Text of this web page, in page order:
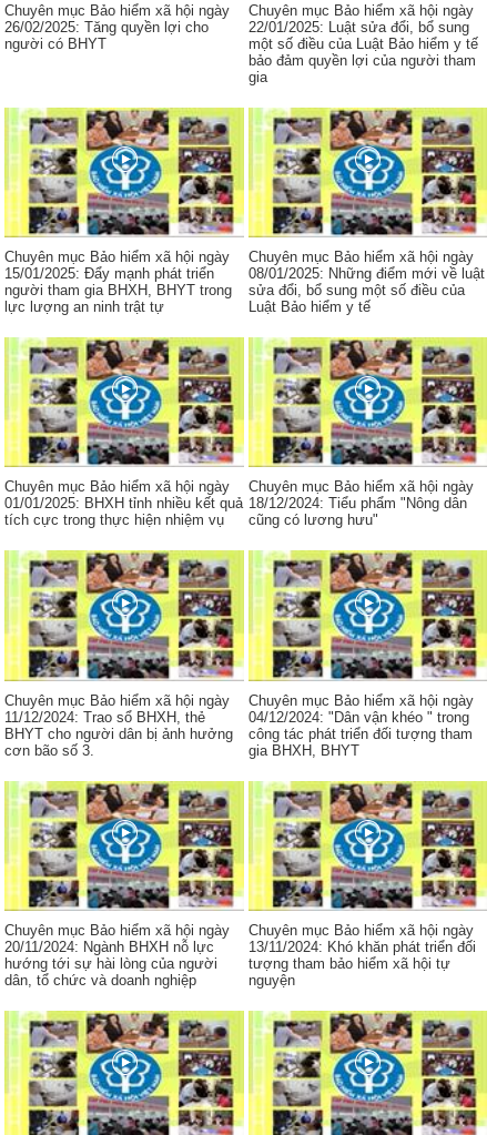
Chuyên mục Bảo hiểm xã hội ngày
26/02/2025: Tăng quyền lợi cho
người có BHYT
Chuyên mục Bảo hiểm xã hội ngày
22/01/2025: Luật sửa đổi, bổ sung
một số điều của Luật Bảo hiểm y tế
bảo đảm quyền lợi của người tham
gia
Chuyên mục Bảo hiểm xã hội ngày
15/01/2025: Đẩy mạnh phát triển
người tham gia BHXH, BHYT trong
lực lượng an ninh trật tự
Chuyên mục Bảo hiểm xã hội ngày
08/01/2025: Những điểm mới về luật
sửa đổi, bổ sung một số điều của
Luật Bảo hiểm y tế
Chuyên mục Bảo hiểm xã hội ngày
01/01/2025: BHXH tỉnh nhiều kết quả
tích cực trong thực hiện nhiệm vụ
Chuyên mục Bảo hiểm xã hội ngày
18/12/2024: Tiểu phẩm "Nông dân
cũng có lương hưu"
Chuyên mục Bảo hiểm xã hội ngày
11/12/2024: Trao sổ BHXH, thẻ
BHYT cho người dân bị ảnh hưởng
cơn bão số 3.
Chuyên mục Bảo hiểm xã hội ngày
04/12/2024: "Dân vận khéo " trong
công tác phát triển đối tượng tham
gia BHXH, BHYT
Chuyên mục Bảo hiểm xã hội ngày
20/11/2024: Ngành BHXH nỗ lực
hướng tới sự hài lòng của người
dân, tổ chức và doanh nghiệp
Chuyên mục Bảo hiểm xã hội ngày
13/11/2024: Khó khăn phát triển đối
tượng tham bảo hiểm xã hội tự
nguyện